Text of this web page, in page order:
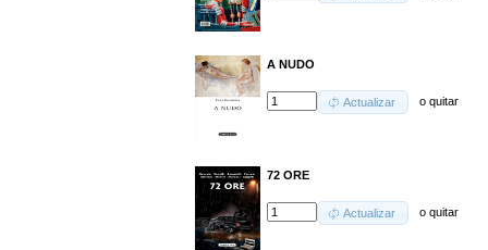
A NUDO
Actualizar oquitar
72 ORE
Actualizar oquitar